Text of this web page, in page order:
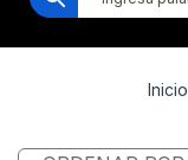
Inicio